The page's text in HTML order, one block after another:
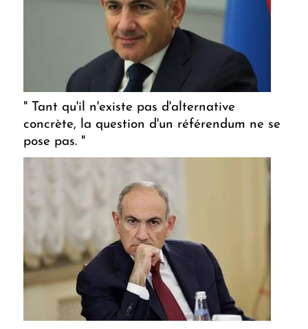
" Tant qu'il n'existe pas d'alternative
concrète, la question d'un référendum ne se
pose pas. "